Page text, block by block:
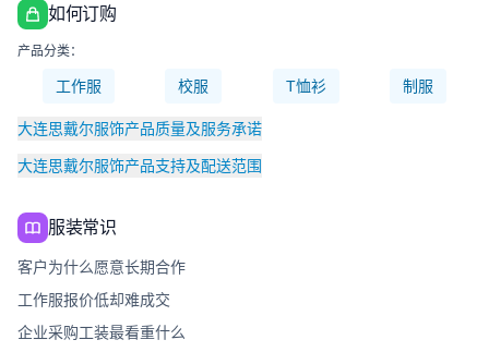
如何订购
产品分类：
工作服 校服 T恤衫 制服
大连思戴尔服饰产品质量及服务承诺
大连思戴尔服饰产品支持及配送范围
服装常识
客户为什么愿意长期合作
工作服报价低却难成交
企业采购工装最看重什么